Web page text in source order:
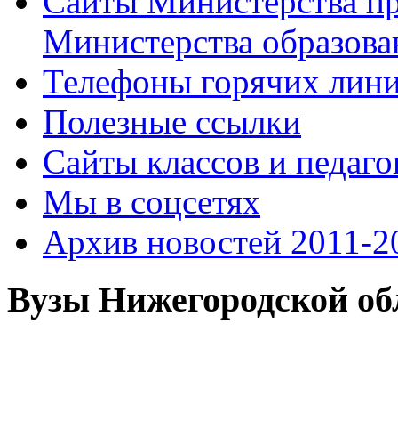
Министерства
Телефоны горячих
Полезные ссылки
Сайты классов и
Мы в соцсетях
Архив новостей 2011-
Вузы Нижегородской